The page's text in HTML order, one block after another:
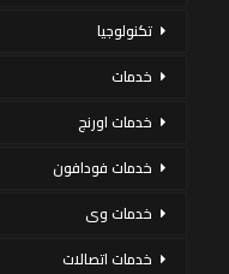
تكنولوجيا
خدمات
خدمات اورنج
خدمات فودافون
خدمات وى
خدمات اتصالات